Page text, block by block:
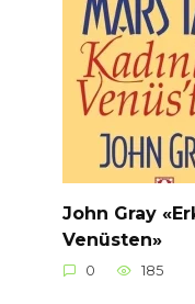
John Gray
Venüsten»
0 185